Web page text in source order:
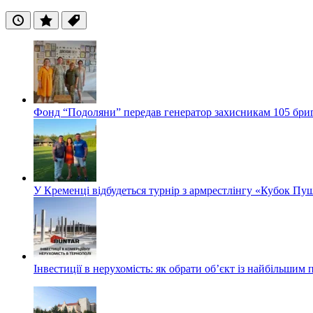
ОстанніПопулярні
Теги
Фонд “Подоляни” передав генератор захисникам 105
У Кременці відбудеться турнір з армрестлінгу «Кубок
Інвестиції в нерухомість: як обрати об’єкт із найбільшим